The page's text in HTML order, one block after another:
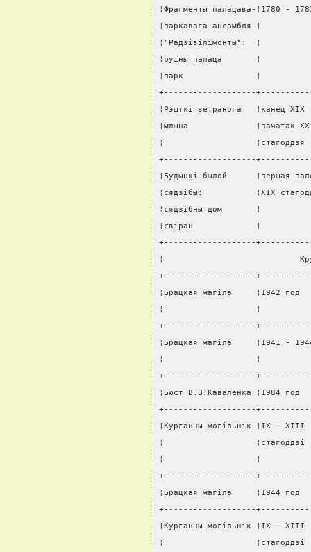
¦Фрагменты палацава-¦1780 -
¦паркавага ансамбля
¦"Радзiвiлiмонты":  ¦
¦руiны палаца       ¦
¦парк               ¦
+-------------------
¦Рэшткi ветранога
¦млына
¦
+-------------------
¦Будынкi былой      ¦першая
¦сядзiбы:           ¦XIX
¦сядзiбны дом       ¦
¦свiран             ¦
+-------------------
¦
+-------------------
¦Брацкая магiла     ¦1942
¦                   ¦
+-------------------
¦Брацкая магiла     ¦1941 -
¦                   ¦
+-------------------
¦Бюст В.В.Кавалёнка
+-------------------
¦Курганны могiльнiк ¦IX -
¦                   ¦стагоддзi
¦                   ¦
+-------------------
¦Брацкая магiла     ¦1944
+-------------------
¦Курганны могiльнiк ¦IX -
¦                   ¦стагоддзi